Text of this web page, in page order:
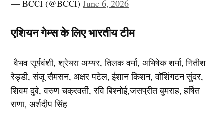
— BCCI (@BCCI)June 6, 2026
एशियन गेम्स के लिए भारतीय टीम
वैभव सूर्यवंशी, श्रेयस अय्यर, तिलक वर्मा, अभिषेक शर्मा, नितीश
रेड्डी, संजू सैमसन, अक्षर पटेल, ईशान किशन, वॉशिंगटन सुंदर,
शिवम दुबे, वरुण चक्रवर्ती, रवि बिश्नोई,जसप्रीत बुमराह, हर्षित
राणा, अर्शदीप सिंह